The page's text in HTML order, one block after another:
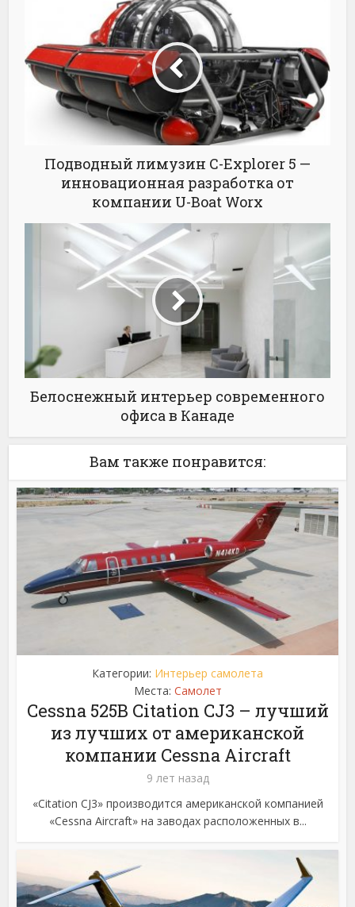
Подводный лимузин C-Explorer 5 —
инновационная разработка от
компании U-Boat Worx
Белоснежный интерьер современного
офиса в Канаде
Вам также понравится:
Категории: Интерьер самолета
Места: Самолет
Cessna 525B Citation CJ3 – лучший
из лучших от американской
компании Cessna Aircraft
9 лет назад
«Citation CJ3» производится американской компанией
«Cessna Aircraft» на заводах расположенных в...